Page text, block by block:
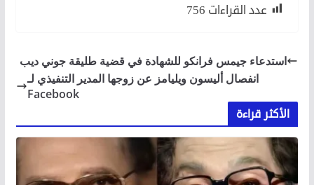
عدد القراءات 756
استدعاء جيمس فرانكو للشهادة في قضية طليقة جوني ديب
انفصال أليسون ويليامز عن زوجها المدير التنفيذي لـ
Facebook
الأكثر قراءة